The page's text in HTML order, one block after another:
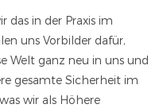
das in der Praxis im
uns Vorbilder dafür,
Welt ganz neu in uns und
gesamte Sicherheit im
wir als Höhere